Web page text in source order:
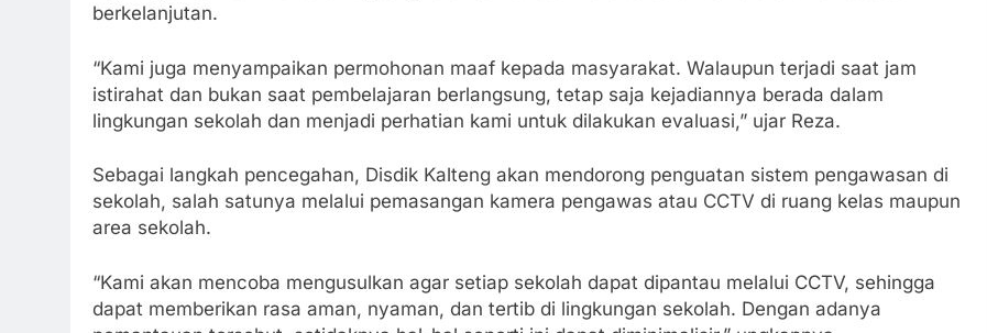
berkelanjutan.
“Kami juga menyampaikan permohonan maaf kepada masyarakat. Walaupun terjadi saat jam
istirahat dan bukan saat pembelajaran berlangsung, tetap saja kejadiannya berada dalam
lingkungan sekolah dan menjadi perhatian kami untuk dilakukan evaluasi,” ujar Reza.
Sebagai langkah pencegahan, Disdik Kalteng akan mendorong penguatan sistem pengawasan di
sekolah, salah satunya melalui pemasangan kamera pengawas atau CCTV di ruang kelas maupun
area sekolah.
“Kami akan mencoba mengusulkan agar setiap sekolah dapat dipantau melalui CCTV, sehingga
dapat memberikan rasa aman, nyaman, dan tertib di lingkungan sekolah. Dengan adanya